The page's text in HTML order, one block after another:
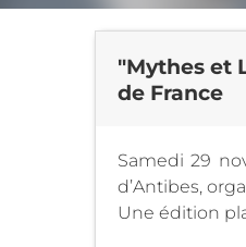
"Mythes et
de France
Samedi 29
d’Antibes,
Une édition